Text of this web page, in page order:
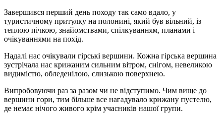
Завершився перший день походу так само вдало, у
туристичному притулку на полонині, який був вільний, із
теплою пічкою, знайомствами, спілкуванням, планами і
очікуваннями на похід.
Надалі нас очікували гірські вершини. Кожна гірська вершина
зустрічала нас крижаним сильним вітром, снігом, невеликою
видимістю, обледенілою, слизькою поверхнею.
Випробовуючи раз за разом чи не відступимо. Чим вище до
вершини гори, тим більше все нагадувало крижану пустелю,
де немає нічого живого крім учасників нашої групи.